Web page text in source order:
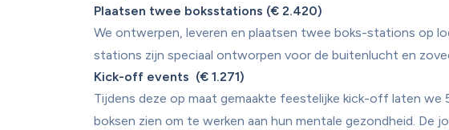
Plaatsen twee boksstations (€ 2.420)
We ontwerpen, leveren en plaatsen twee boks-stations op
Kick-off events  (€ 1.271)
Tijdens deze op maat gemaakte feestelijke kick-off laten we
boksen zien om te werken aan hun mentale gezondheid. De